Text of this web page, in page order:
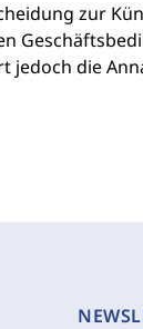
zur
die